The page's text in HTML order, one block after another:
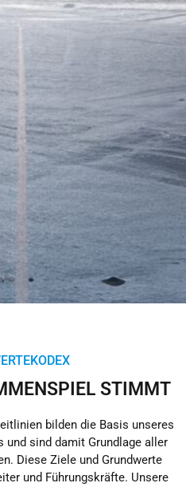
STIMMT
bilden die Basis unseres
und sind damit Grundlage aller
Diese Ziele und Grundwerte
und Führungskräfte. Unsere